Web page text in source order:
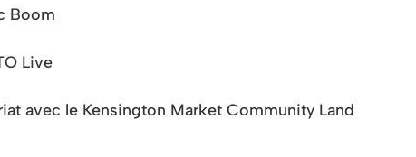
Boom
Live
avec le Kensington Market Community Land